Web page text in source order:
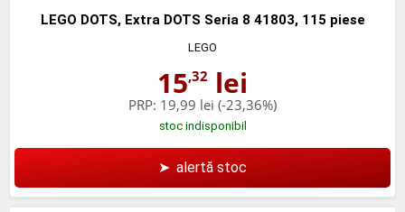
LEGO DOTS, Extra DOTS Seria 8 41803, 115 piese
LEGO
15,32 lei
PRP: 19,99 lei (-23,36%)
stoc indisponibil
➤ alertă stoc